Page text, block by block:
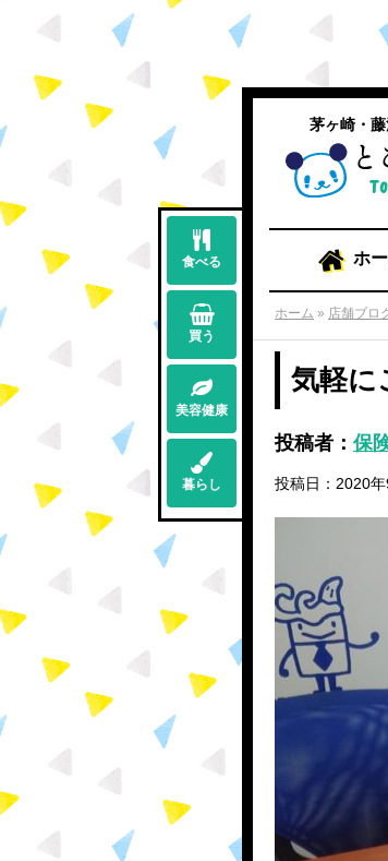
食べる
買う
美容健康
暮らし
茅ヶ崎・
ホ
ホーム » 店舗ブロ
気軽に
投稿者： 保
投稿日：2020